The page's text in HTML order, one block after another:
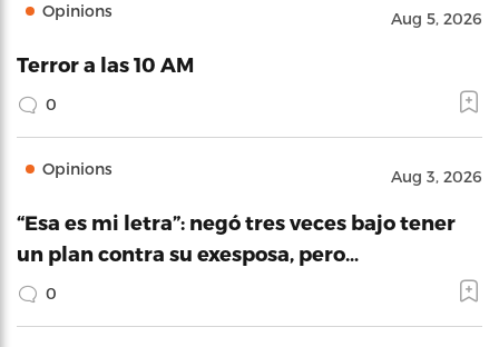
Opinions Aug 5, 2026
Terror a las 10 AM
0
Opinions Aug 3, 2026
“Esa es mi letra”: negó tres veces bajo tener
un plan contra su exesposa, pero…
0